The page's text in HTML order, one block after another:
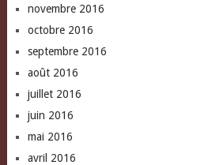
novembre 2016
octobre 2016
septembre 2016
août 2016
juillet 2016
juin 2016
mai 2016
avril 2016